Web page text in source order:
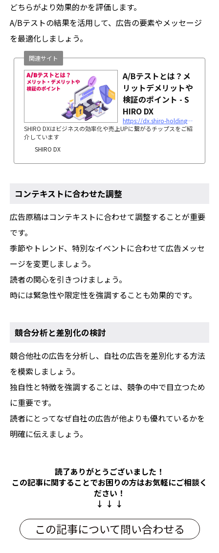
どちらがより効果的かを評価します。
A/Bテストの結果を活用して、広告の要素やメッセージ
を最適化しましょう。
A/Bテストとは？メ
リットデメリットや
検証のポイント - S
HIRO DX
https://dx.shiro-holdings.co.jp/p28/
SHIRO DXはビジネスの効率化や売上UPに繋がるチップスをご紹
介しています
SHIRO DX
関連サイト
コンテキストに合わせた調整
広告原稿はコンテキストに合わせて調整することが重要
です。
季節やトレンド、特別なイベントに合わせて広告メッセ
ージを変更しましょう。
読者の関心を引きつけましょう。
時には緊急性や限定性を強調することも効果的です。
競合分析と差別化の検討
競合他社の広告を分析し、自社の広告を差別化する方法
を模索しましょう。
独自性と特徴を強調することは、競争の中で目立つため
に重要です。
読者にとってなぜ自社の広告が他よりも優れているかを
明確に伝えましょう。
読了ありがとうございました！
この記事に関することでお困りの方はお気軽にご相談く
ださい！
↓ ↓ ↓
この記事について問い合わせる